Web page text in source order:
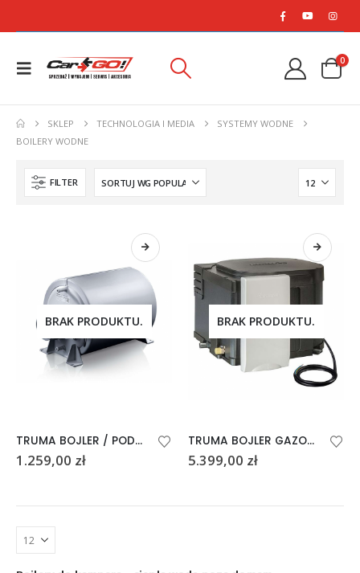
0
SKLEP TECHNOLOGIA I MEDIA
SYSTEMY WODNE
BOILERY WODNE
FILTER
BRAK PRODUKTU.
TRUMA BOJLER / PODGRZEWACZ WODY Therme TT2
1.259,00 zł
BRAK PRODUKTU.
TRUMA BOJLER GAZOWO-ELEKTRYCZNY ABO TB
5.399,00 zł